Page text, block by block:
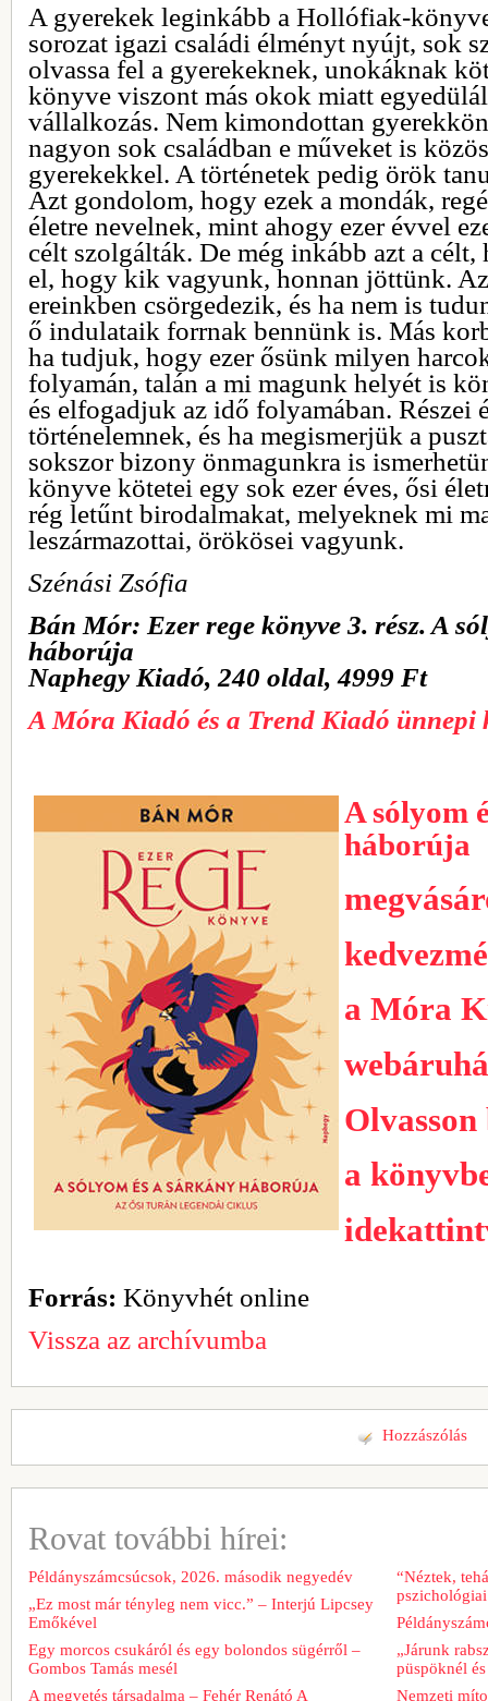
A gyerekek leginkább a Hollófiak-
sorozat igazi családi élményt nyújt, sok
olvassa fel a gyerekeknek, unokáknak
könyve viszont más okok miatt
vállalkozás. Nem kimondottan
nagyon sok családban e műveket is
gyerekekkel. A történetek pedig örök
Azt gondolom, hogy ezek a mondák,
életre nevelnek, mint ahogy ezer évvel
célt szolgálták. De még inkább azt a
el, hogy kik vagyunk, honnan jöttünk.
ereinkben csörgedezik, és ha nem is
ő indulataik forrnak bennünk is. Más
ha tudjuk, hogy ezer ősünk milyen
folyamán, talán a mi magunk helyét is
és elfogadjuk az idő folyamában. Részei
történelemnek, és ha megismerjük a
sokszor bizony önmagunkra is
könyve kötetei egy sok ezer éves, ősi
rég letűnt birodalmakat, melyeknek mi
leszármazottai, örökösei vagyunk.
Szénási Zsófia
Bán Mór: Ezer rege könyve 3. rész. A
háborúja
Naphegy Kiadó, 240 oldal, 4999 Ft
A Móra Kiadó és a Trend Kiadó
A sólyom
háborúja
a Móra
Olvasson
a
Forrás: Könyvhét online
Vissza az archívumba
Hozzászólás
Rovat további hírei:
Példányszámcsúcsok, 2026. második negyedév
„Ez most már tényleg nem vicc.” – Interjú Lipcsey
Emőkével
Egy morcos csukáról és egy bolondos sügérről –
Gombos Tamás mesél
A megvetés társadalma – Fehér Renátó A
“Néztek,
„Járunk
püspöknél
Nemzeti